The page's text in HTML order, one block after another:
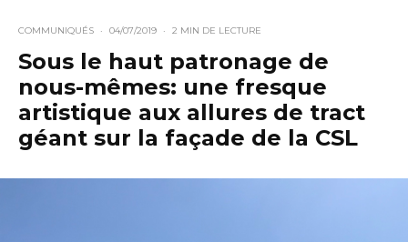
COMMUNIQUÉS · 04/07/2019 · 2 MIN DE LECTURE
Sous le haut patronage de
nous-mêmes: une fresque
artistique aux allures de tract
géant sur la façade de la CSL